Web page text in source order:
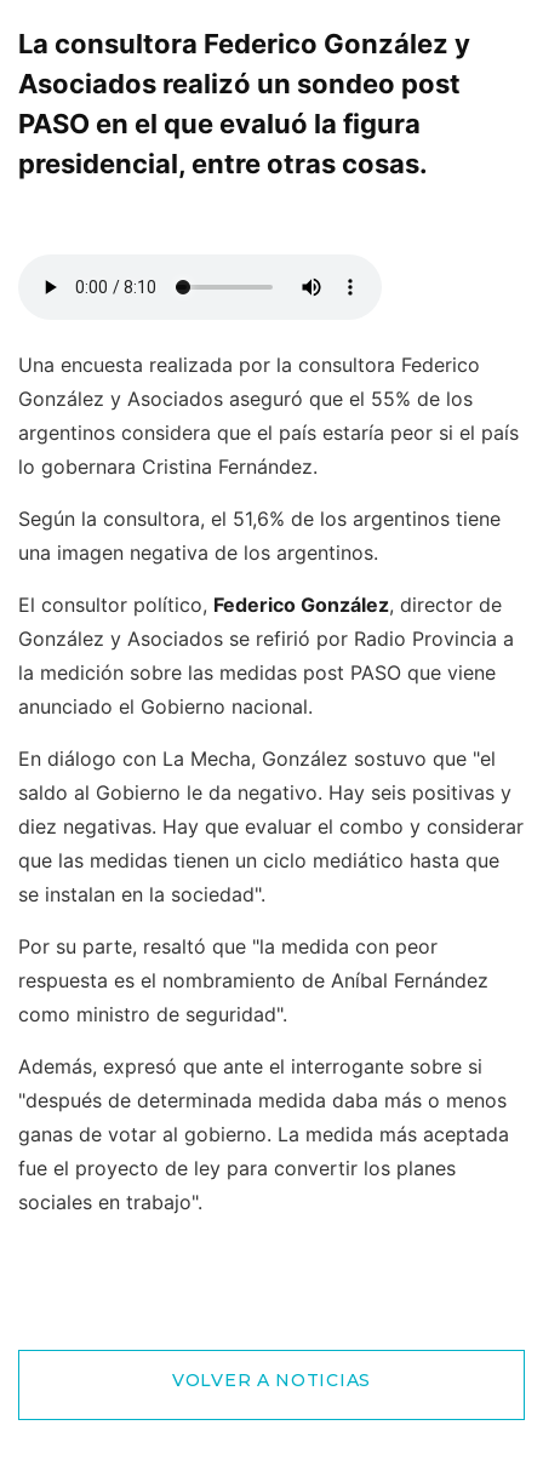
La consultora Federico González y
Asociados realizó un sondeo post
PASO en el que evaluó la figura
presidencial, entre otras cosas.
Una encuesta realizada por la consultora Federico
González y Asociados aseguró que el 55% de los
argentinos considera que el país estaría peor si el país
lo gobernara Cristina Fernández.
Según la consultora, el 51,6% de los argentinos tiene
una imagen negativa de los argentinos.
El consultor político, Federico González, director de
González y Asociados se refirió por Radio Provincia a
la medición sobre las medidas post PASO que viene
anunciado el Gobierno nacional.
En diálogo con La Mecha, González sostuvo que "el
saldo al Gobierno le da negativo. Hay seis positivas y
diez negativas. Hay que evaluar el combo y considerar
que las medidas tienen un ciclo mediático hasta que
se instalan en la sociedad".
Por su parte, resaltó que "la medida con peor
respuesta es el nombramiento de Aníbal Fernández
como ministro de seguridad".
Además, expresó que ante el interrogante sobre si
"después de determinada medida daba más o menos
ganas de votar al gobierno. La medida más aceptada
fue el proyecto de ley para convertir los planes
sociales en trabajo".
VOLVER A NOTICIAS